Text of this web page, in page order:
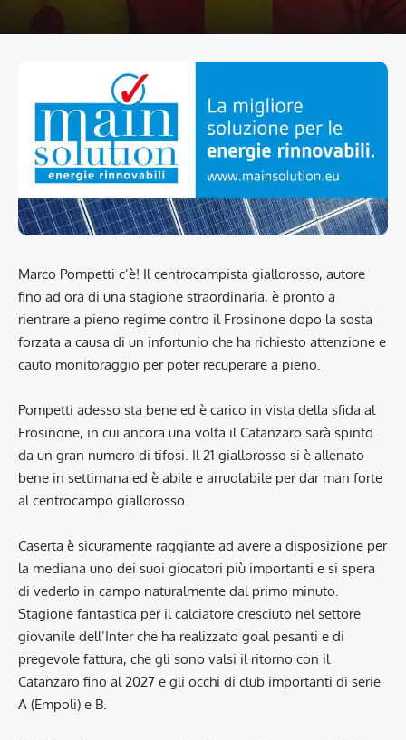
Marco Pompetti c’è! Il centrocampista giallorosso, autore
fino ad ora di una stagione straordinaria, è pronto a
rientrare a pieno regime contro il Frosinone dopo la sosta
forzata a causa di un infortunio che ha richiesto attenzione e
cauto monitoraggio per poter recuperare a pieno.
Pompetti adesso sta bene ed è carico in vista della sfida al
Frosinone, in cui ancora una volta il Catanzaro sarà spinto
da un gran numero di tifosi. Il 21 giallorosso si è allenato
bene in settimana ed è abile e arruolabile per dar man forte
al centrocampo giallorosso.
Caserta è sicuramente raggiante ad avere a disposizione per
la mediana uno dei suoi giocatori più importanti e si spera
di vederlo in campo naturalmente dal primo minuto.
Stagione fantastica per il calciatore cresciuto nel settore
giovanile dell’Inter che ha realizzato goal pesanti e di
pregevole fattura, che gli sono valsi il ritorno con il
Catanzaro fino al 2027 e gli occhi di club importanti di serie
A (Empoli) e B.